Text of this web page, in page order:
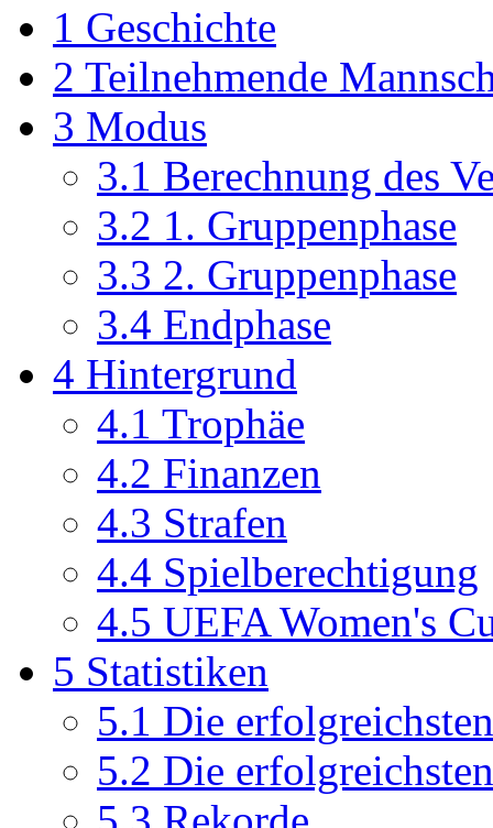
1 Geschichte
2 Teilnehmende
3 Modus
3.1 Berechnung des
3.2 1. Gruppenphase
3.3 2. Gruppenphase
3.4 Endphase
4 Hintergrund
4.1 Trophäe
4.2 Finanzen
4.3 Strafen
4.4 Spielberechtigung
4.5 UEFA Women's
5 Statistiken
5.1 Die
5.2 Die